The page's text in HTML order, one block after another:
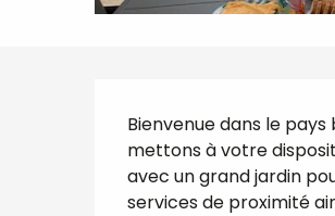
Description
Bienvenue dans le
mettons à votre
avec un grand jardin
services de proximité